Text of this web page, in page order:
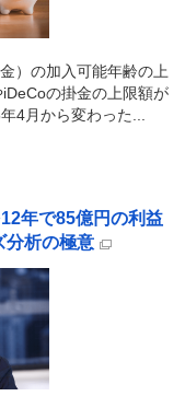
）の加入可能年齢の上
の掛金の上限額が
4月から変わった...
年で85億円の利益
分析の極意